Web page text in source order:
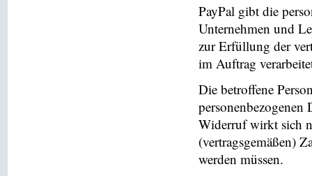
PayPal gibt die
Unternehmen und
zur Erfüllung der
im Auftrag
Die betroffene
personenbezogenen
Widerruf wirkt sich
(vertragsgemäßen)
werden müssen.